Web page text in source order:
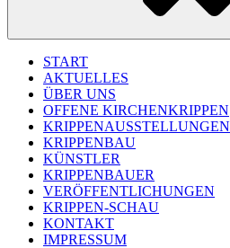
START
AKTUELLES
ÜBER UNS
OFFENE KIRCHENKRIPPEN
KRIPPENAUSSTELLUNGEN
KRIPPENBAU
KÜNSTLER
KRIPPENBAUER
VERÖFFENTLICHUNGEN
KRIPPEN-SCHAU
KONTAKT
IMPRESSUM